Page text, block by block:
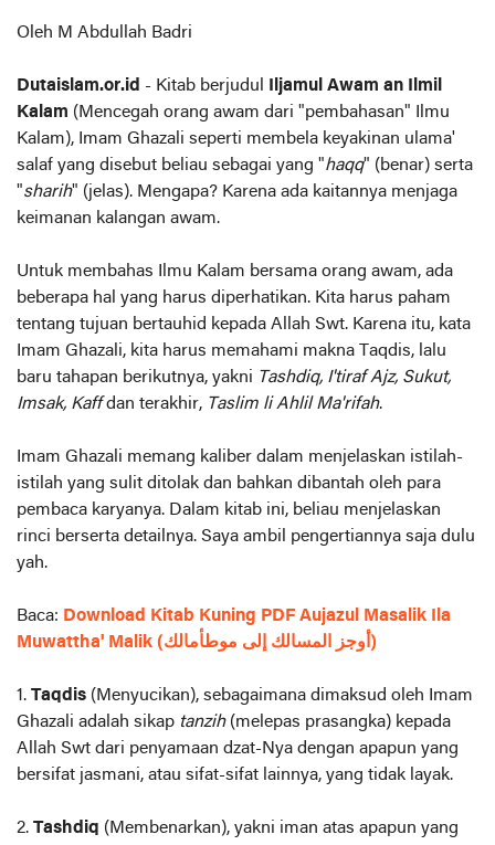
Oleh M Abdullah Badri
Dutaislam.or.id - Kitab berjudul
Iljamul Awam an Ilmil
Kalam (Mencegah orang awam dari "pembahasan" Ilmu
Kalam), Imam Ghazali seperti membela keyakinan ulama'
salaf yang disebut beliau sebagai yang "haqq" (benar) serta
"sharih" (jelas). Mengapa? Karena ada kaitannya menjaga
keimanan kalangan awam.
Untuk membahas Ilmu Kalam bersama orang awam, ada
beberapa hal yang harus diperhatikan. Kita harus paham
tentang tujuan bertauhid kepada Allah Swt. Karena itu, kata
Imam Ghazali, kita harus memahami makna Taqdis, lalu
baru tahapan berikutnya, yakni Tashdiq, I'tiraf Ajz, Sukut,
Imsak, Kaffdan terakhir, Taslim li Ahlil Ma'rifah.
Imam Ghazali memang kaliber dalam menjelaskan istilah-
istilah yang sulit ditolak dan bahkan dibantah oleh para
pembaca karyanya. Dalam kitab ini, beliau menjelaskan
rinci berserta detailnya. Saya ambil pengertiannya saja dulu
yah.
Baca: Download Kitab Kuning PDF Aujazul Masalik Ila
Muwattha' Malik (أوجز المسالك إلى موطأمالك)
1. Taqdis (Menyucikan), sebagaimana dimaksud oleh Imam
Ghazali adalah sikap tanzih(melepas prasangka) kepada
Allah Swt dari penyamaan dzat-Nya dengan apapun yang
bersifat jasmani, atau sifat-sifat lainnya, yang tidak layak.
2. Tashdiq (Membenarkan), yakni iman atas apapun yang